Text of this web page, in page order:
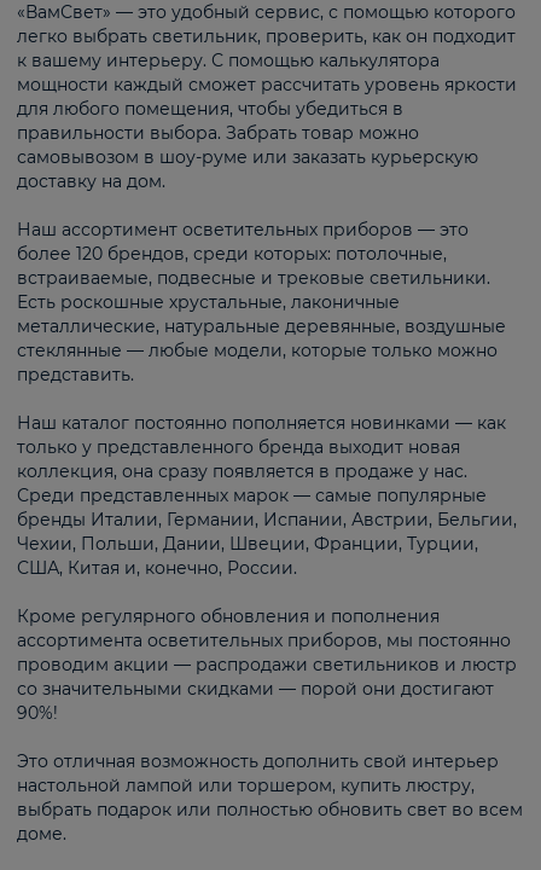
«ВамСвет» — это удобный сервис, с помощью которого
легко выбрать светильник, проверить, как он подходит
к вашему интерьеру. С помощью калькулятора
мощности каждый сможет рассчитать уровень яркости
для любого помещения, чтобы убедиться в
правильности выбора. Забрать товар можно
самовывозом в шоу-руме или заказать курьерскую
доставку на дом.
Наш ассортимент осветительных приборов — это
более 120 брендов, среди которых: потолочные,
встраиваемые, подвесные и трековые светильники.
Есть роскошные хрустальные, лаконичные
металлические, натуральные деревянные, воздушные
стеклянные — любые модели, которые только можно
представить.
Наш каталог постоянно пополняется новинками — как
только у представленного бренда выходит новая
коллекция, она сразу появляется в продаже у нас.
Среди представленных марок — самые популярные
бренды Италии, Германии, Испании, Австрии, Бельгии,
Чехии, Польши, Дании, Швеции, Франции, Турции,
США, Китая и, конечно, России.
Кроме регулярного обновления и пополнения
ассортимента осветительных приборов, мы постоянно
проводим акции — распродажи светильников и люстр
со значительными скидками — порой они достигают
90%!
Это отличная возможность дополнить свой интерьер
настольной лампой или торшером, купить люстру,
выбрать подарок или полностью обновить свет во всем
доме.